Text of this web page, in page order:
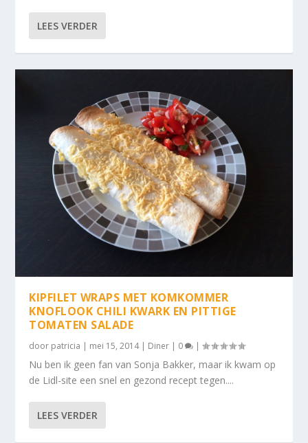
LEES VERDER
KIPFILET WRAPS MET KOMKOMMER
KNOFLOOK CHILI KWARK EN PITTIGE
TOMATEN SALADE
door patricia | mei 15, 2014| Diner | 0 |
Nu ben ik geen fan van Sonja Bakker, maar ik kwam op
de Lidl-site een snel en gezond recept tegen....
LEES VERDER